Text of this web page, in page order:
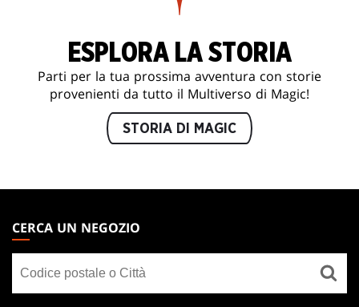
ESPLORA LA STORIA
Parti per la tua prossima avventura con storie
provenienti da tutto il Multiverso di Magic!
STORIA DI MAGIC
THE
GATHERING
FOOTER
CERCA UN NEGOZIO
un
negozio